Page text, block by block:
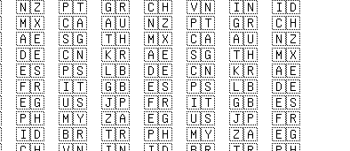
🇳🇿 🇵🇹 🇬🇷 🇨🇭 🇻🇳 🇮🇳
🇮🇩
🇲🇽 🇨🇦 🇦🇺 🇳🇿 🇵🇹 🇬🇷
🇨🇭
🇦🇪 🇸🇬 🇹🇭 🇲🇽 🇨🇦 🇦🇺
🇳🇿
🇩🇪 🇨🇳 🇰🇷 🇦🇪 🇸🇬 🇹🇭
🇲🇽
🇪🇸 🇵🇸 🇱🇧 🇩🇪 🇨🇳 🇰🇷
🇦🇪
🇫🇷 🇮🇹 🇬🇧 🇪🇸 🇵🇸 🇱🇧
🇩🇪
🇪🇬 🇺🇸 🇯🇵 🇫🇷 🇮🇹 🇬🇧
🇪🇸
🇵🇭 🇲🇾 🇿🇦 🇪🇬 🇺🇸 🇯🇵
🇫🇷
🇮🇩 🇧🇷 🇹🇷 🇵🇭 🇲🇾 🇿🇦
🇪🇬